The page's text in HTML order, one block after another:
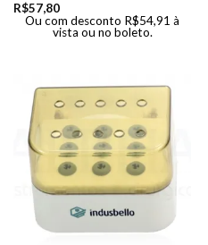
R$57,80
Ou com desconto R$54,91 à
vista ou no boleto.